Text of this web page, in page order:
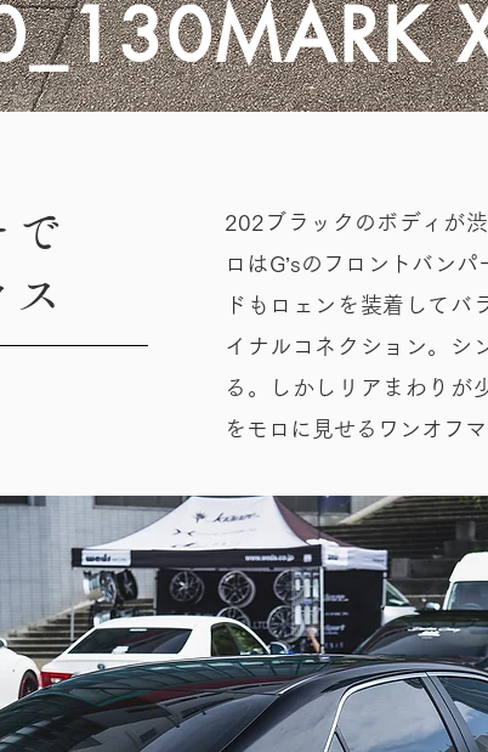
で
202ブラックのボディが
ロはG’sのフロントバン
ドもロェンを装着してバ
イナルコネクション。シ
る。しかしリアまわりが
をモロに見せるワンオフ